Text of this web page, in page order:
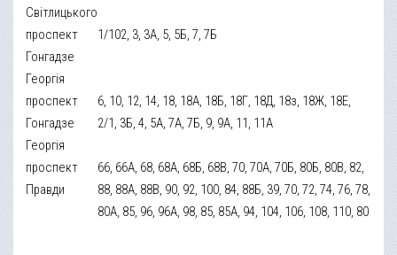
Світлицького
проспект
Гонгадзе
Георгія
1/102, 3, 3А, 5, 5Б, 7, 7Б
проспект
Гонгадзе
Георгія
6, 10, 12, 14, 18, 18А, 18Б, 18Г, 18Д, 18з, 18Ж, 18Е,
2/1, 3Б, 4, 5А, 7А, 7Б, 9, 9А, 11, 11А
проспект
Правди
66, 66А, 68, 68А, 68Б, 68В, 70, 70А, 70Б, 80Б, 80В, 82,
88, 88А, 88В, 90, 92, 100, 84, 88Б, 39, 70, 72, 74, 76, 78,
80А, 85, 96, 96А, 98, 85, 85А, 94, 104, 106, 108, 110, 80